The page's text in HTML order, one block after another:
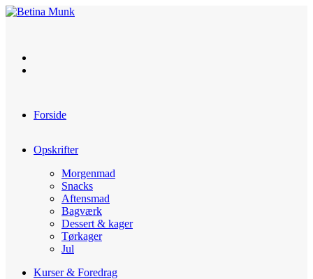
Skip
Forside
Opskrifter
Morgenmad
Snacks
Aftensmad
Bagværk
Dessert & kager
Tørkager
Jul
Kurser & Foredrag